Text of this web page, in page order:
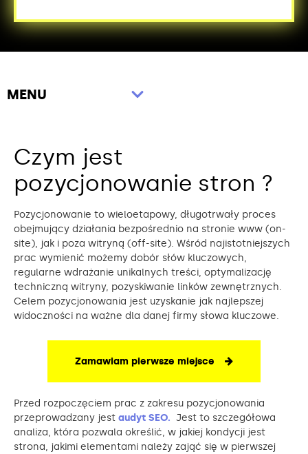
MENU
Czym jest
pozycjonowanie stron ?
Pozycjonowanie to wieloetapowy, długotrwały proces
obejmujący działania bezpośrednio na stronie www (on-
site), jak i poza witryną (off-site). Wśród najistotniejszych
prac wymienić możemy dobór słów kluczowych,
regularne wdrażanie unikalnych treści, optymalizację
techniczną witryny, pozyskiwanie linków zewnętrznych.
Celem pozycjonowania jest uzyskanie jak najlepszej
widoczności na ważne dla danej firmy słowa kluczowe.
Zamawiam pierwsze miejsce
Przed rozpoczęciem prac z zakresu pozycjonowania
przeprowadzany jest audyt SEO. Jest to szczegółowa
analiza, która pozwala określić, w jakiej kondycji jest
strona, jakimi elementami należy zająć się w pierwszej